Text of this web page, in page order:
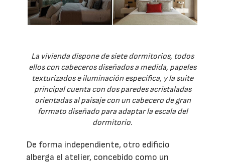
La vivienda dispone de siete dormitorios, todos
ellos con cabeceros diseñados a medida, papeles
texturizados e iluminación específica, y la suite
principal cuenta con dos paredes acristaladas
orientadas al paisaje con un cabecero de gran
formato diseñado para adaptar la escala del
dormitorio.
De forma independiente, otro edificio
alberga el atelier, concebido como un